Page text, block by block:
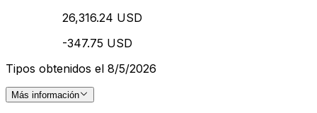
26,316.24 USD
-347.75 USD
Tipos obtenidos el 8/5/2026
Más información